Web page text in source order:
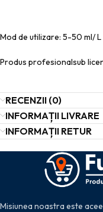
Mod de utilizare: 5-50 ml/
Produs profesionalsub
RECENZII (0)
INFORMAȚII LIVRARE
INFORMAȚII RETUR
Misiunea noastra este